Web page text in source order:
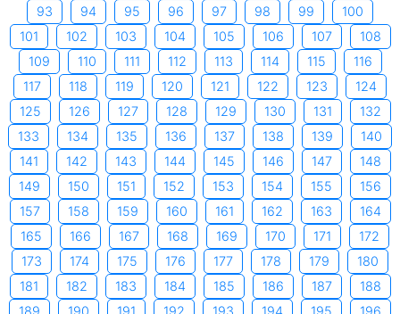
93
94 95 96 97 98 99
100
101
102 103 104 105 106 107
108
109
110 111 112 113 114 115
116
117
118 119 120 121 122 123
124
125
126 127 128 129 130 131
132
133
134 135 136 137 138 139
140
141
142 143 144 145 146 147
148
149
150 151 152 153 154 155
156
157
158 159 160 161 162 163
164
165
166 167 168 169 170 171
172
173
174 175 176 177 178 179
180
181
182 183 184 185 186 187
188
189
190 191 192 193 194 195
196